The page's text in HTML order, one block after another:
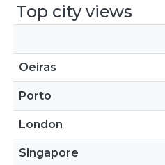
Top city views
Oeiras
Porto
London
Singapore